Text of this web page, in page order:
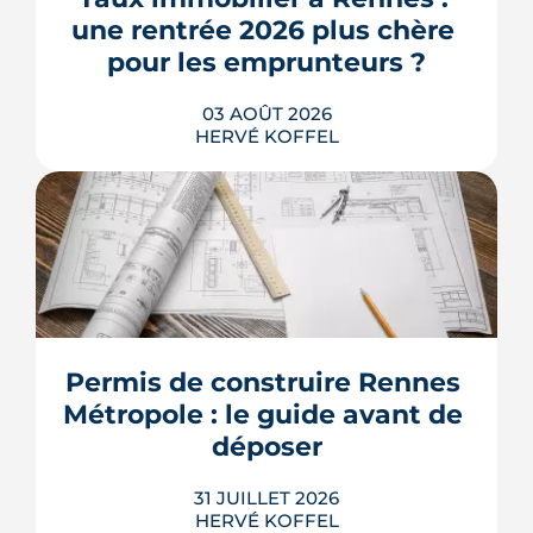
les propriétaires, les bailleurs et les
acheteurs.
LIRE L'ARTICLE
une rentrée 2026 plus chère
pour les emprunteurs ?
03 AOÛT 2026
HERVÉ KOFFEL
Les taux de crédit se sont stabilisés cet
été, mais au-dessus de leur niveau du
printemps. À Rennes, la hausse des prix
resserrent le budget des acheteurs à la
rentrée 2026.
LIRE L'ARTICLE
Permis de construire Rennes
Métropole : le guide avant de
déposer
31 JUILLET 2026
HERVÉ KOFFEL